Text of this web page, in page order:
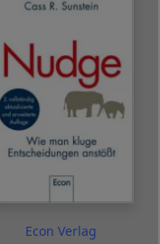
Econ Verlag